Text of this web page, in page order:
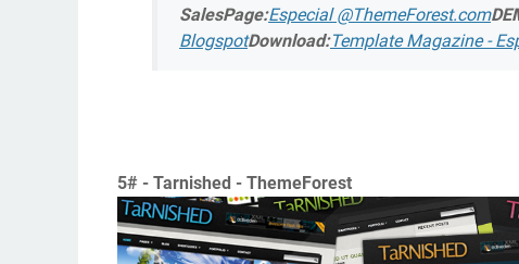
SalesPage:Especial @ThemeForest.com
BlogspotDownload:Template Magazine -
5# - Tarnished - ThemeForest